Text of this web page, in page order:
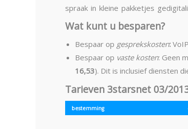
spraak in kleine pakketjes
Wat kunt u besparen?
Bespaar op gesprekskosten:
Bespaar op vaste kosten: Geen
16,53). Dit is inclusief diensten
Tarieven 3starsnet 03/
bestemming